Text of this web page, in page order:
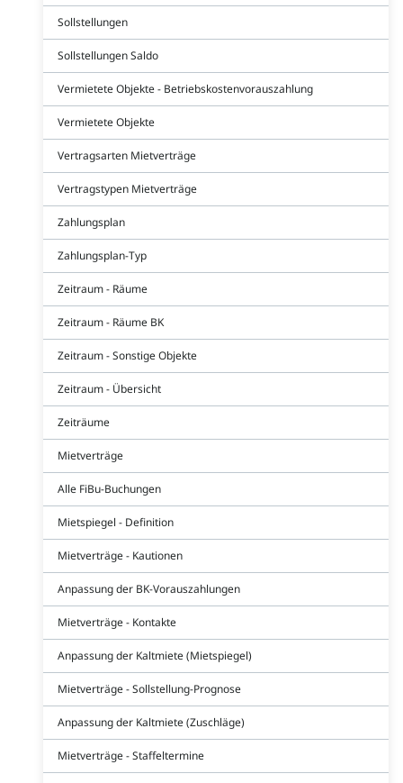
Sollstellungen
Sollstellungen Saldo
Vermietete Objekte - Betriebskostenvorauszahlung
Vermietete Objekte
Vertragsarten Mietverträge
Vertragstypen Mietverträge
Zahlungsplan
Zahlungsplan-Typ
Zeitraum - Räume
Zeitraum - Räume BK
Zeitraum - Sonstige Objekte
Zeitraum - Übersicht
Zeiträume
Mietverträge
Alle FiBu-Buchungen
Mietspiegel - Definition
Mietverträge - Kautionen
Anpassung der BK-Vorauszahlungen
Mietverträge - Kontakte
Anpassung der Kaltmiete (Mietspiegel)
Mietverträge - Sollstellung-Prognose
Anpassung der Kaltmiete (Zuschläge)
Mietverträge - Staffeltermine